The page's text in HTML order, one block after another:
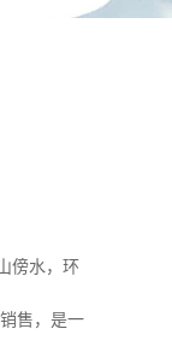
傍水，环
售，是一